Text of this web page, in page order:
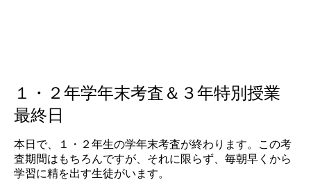
１・２年学年末考査＆３年特別授業
最終日
本日で、１・２年生の学年末考査が終わります。この考
査期間はもちろんですが、それに限らず、毎朝早くから
学習に精を出す生徒がいます。